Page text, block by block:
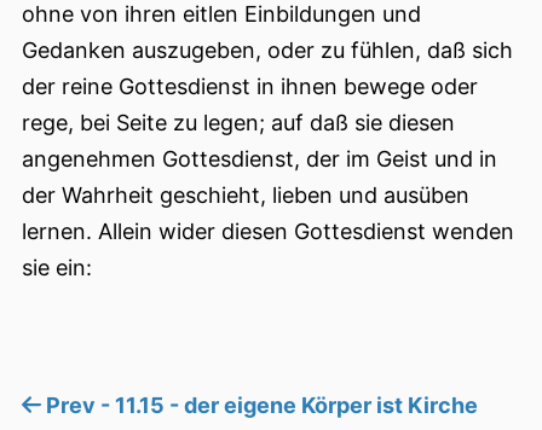
ohne von ihren eitlen Einbildungen und
Gedanken auszugeben, oder zu fühlen, daß sich
der reine Gottesdienst in ihnen bewege oder
rege, bei Seite zu legen; auf daß sie diesen
angenehmen Gottesdienst, der im Geist und in
der Wahrheit geschieht, lieben und ausüben
lernen. Allein wider diesen Gottesdienst wenden
sie ein:
Prev - 11.15 - der eigene Körper ist Kirche